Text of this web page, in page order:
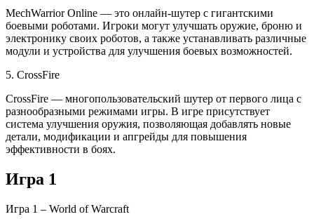
MechWarrior Online — это онлайн-шутер с гигантскими
боевыми роботами. Игроки могут улучшать оружие, броню и
электронику своих роботов, а также устанавливать различные
модули и устройства для улучшения боевых возможностей.
5. CrossFire
CrossFire — многопользовательский шутер от первого лица с
разнообразными режимами игры. В игре присутствует
система улучшения оружия, позволяющая добавлять новые
детали, модификации и апгрейды для повышения
эффективности в боях.
Игра 1
Игра 1 – World of Warcraft